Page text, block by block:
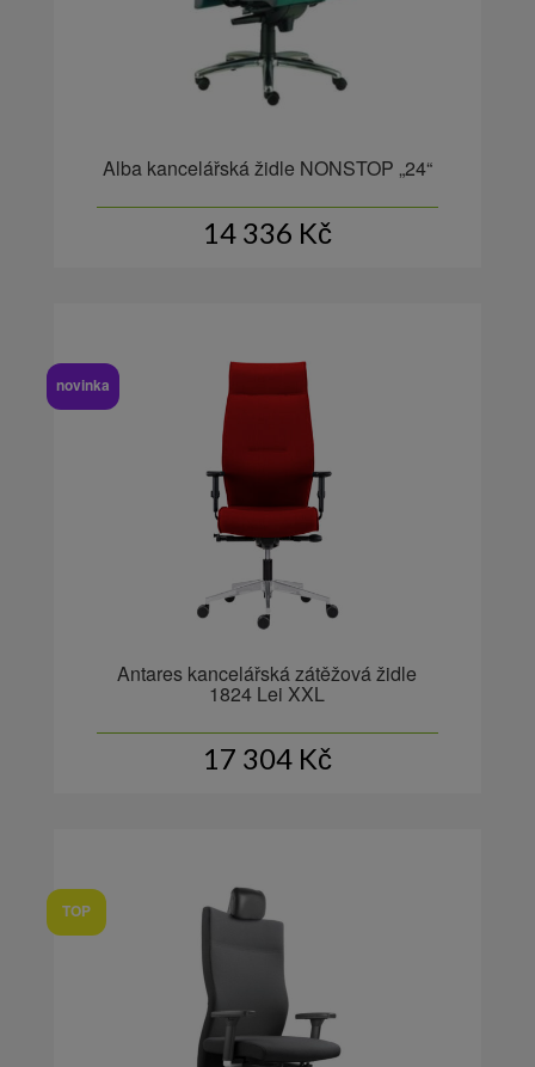
Alba kancelářská židle NONSTOP „24“
14 336 Kč
novinka
Antares kancelářská zátěžová židle
1824 Lei XXL
17 304 Kč
TOP